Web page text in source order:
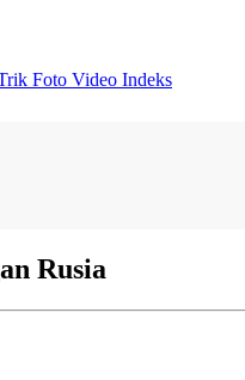
Foto Video Indeks
Rusia